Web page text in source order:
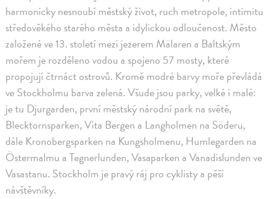
harmonicky nesnoubí městský život, ruch metropole, intimitu
středověkého starého města a idylickou odloučenost. Město
založené ve 13. století mezi jezerem Mälaren a Baltským
mořem je rozděleno vodou a spojeno 57 mosty, které
propojují čtrnáct ostrovů. Kromě modré barvy moře převládá
ve Stockholmu barva zelená. Všude jsou parky, velké i malé:
je tu Djurgarden, první městský národní park na světě,
Blecktornsparken, Vita Bergen a Langholmen na Söderu,
dále Kronobergsparken na Kungsholmenu, Humlegarden na
Östermalmu a Tegnerlunden, Vasaparken a Vanadislunden ve
Vasastanu. Stockholm je pravý ráj pro cyklisty a pěší
návštěvníky.